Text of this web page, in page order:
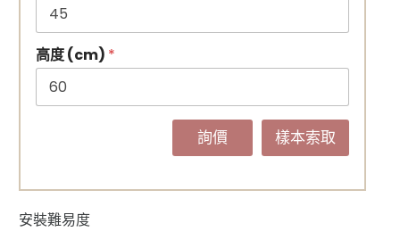
高度 (cm) *
詢價 樣本索取
安裝難易度